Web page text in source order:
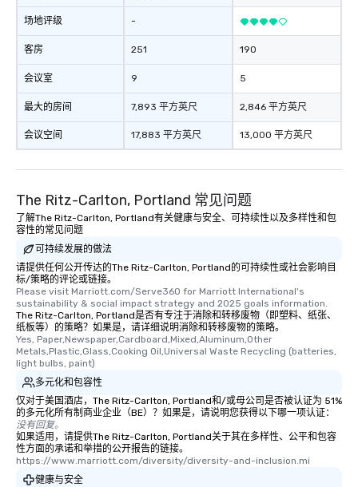
场地评级
客房
会议室
最大的房间
会议空间
-
251
9
7,893 平方英尺
17,883 平方英尺
190
5
2,846 平方英尺
13,000 平方英尺
The Ritz-Carlton, Portland 常见问题
了解The Ritz-Carlton, Portland有关健康与安全、可持续性以及多样性和包
容性的常见问题
可持续发展的做法
请提供任何公开传达的The Ritz-Carlton, Portland的可持续性或社会影响目
标/策略的评论或链接。
Please visit Marriott.com/Serve360 for Marriott International's
sustainability & social impact strategy and 2025 goals information.
The Ritz-Carlton, Portland是否有专注于消除和转移废物（即塑料、纸张、
纸板等）的策略？如果是，请详细说明消除和转移废物的策略。
Yes, Paper,Newspaper,Cardboard,Mixed,Aluminum,Other
Metals,Plastic,Glass,Cooking Oil,Universal Waste Recycling (batteries,
light bulbs, paint)
多元化和包容性
仅对于美国酒店，The Ritz-Carlton, Portland和/或母公司是否被认证为 51%
的多元化所有制商业企业（BE）？如果是，请说明您获得以下哪一项认证：
没有回复。
如果适用，请提供The Ritz-Carlton, Portland关于其在多样性、公平和包容
性方面的承诺和举措的公开报告的链接。
https://www.marriott.com/diversity/diversity-and-inclusion.mi
健康与安全